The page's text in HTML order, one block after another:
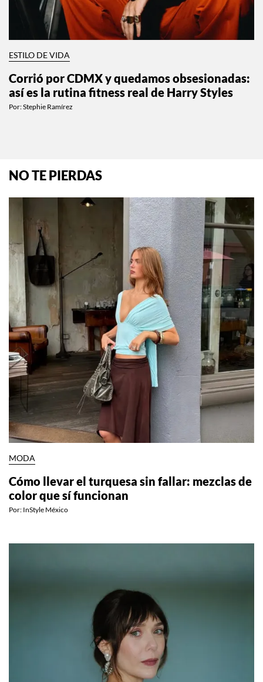
ESTILO DE VIDA
Corrió por CDMX y quedamos obsesionadas:
así es la rutina fitness real de Harry Styles
Por:Stephie Ramírez
NO TE PIERDAS
MODA
Cómo llevar el turquesa sin fallar: mezclas de
color que sí funcionan
Por: InStyle México